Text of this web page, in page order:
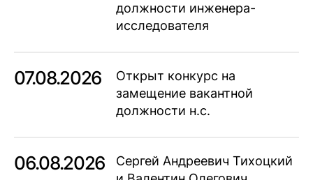
должности инженера-
исследователя
07.08.2026
Открыт конкурс на
замещение вакантной
должности н.с.
06.08.2026
Сергей Андреевич Тихоцкий